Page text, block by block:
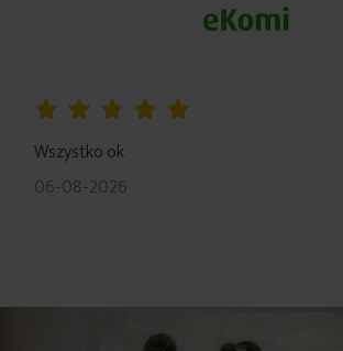
Wszystko ok
06-08-2026